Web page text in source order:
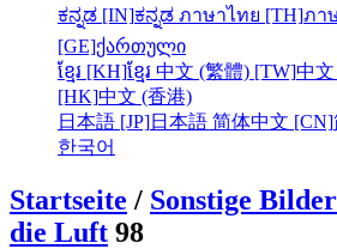
ಕನ್ನಡ [IN]ಕನ್ನಡ ภาษาไทย [TH]ภา
[GE]ქართული
ខ្មែរ [KH]ខ្មែរ 中文 (繁體) [TW]中
[HK]中文 (香港)
日本語 [JP]日本語 简体中文 [CN]
한국어
Startseite / Sonstige Bilder
die Luft 98